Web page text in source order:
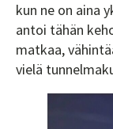
kun ne on aina
antoi tähän
matkaa,
vielä